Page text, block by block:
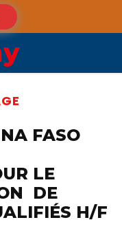
FASO
LE
DE
H/F